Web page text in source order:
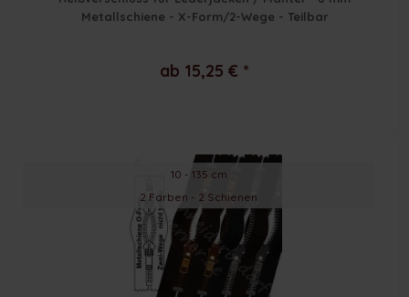
Metallschiene - X-Form/2-Wege - Teilbar
ab 15,25 € *
10 - 135 cm
2 Farben - 2 Schienen